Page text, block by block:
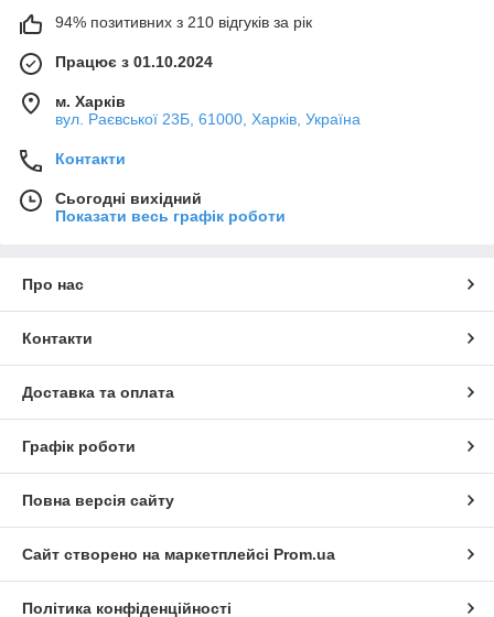
94% позитивних з 210 відгуків за рік
Працює з 01.10.2024
м. Харків
вул. Раєвської 23Б, 61000, Харків, Україна
Контакти
Сьогодні вихідний
Показати весь графік роботи
Про нас
Контакти
Доставка та оплата
Графік роботи
Повна версія сайту
Сайт створено на маркетплейсі Prom.ua
Політика конфіденційності